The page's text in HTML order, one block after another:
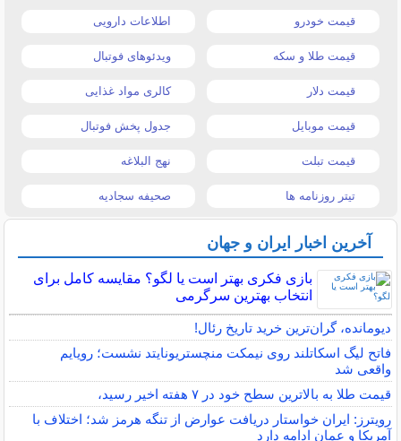
قیمت خودرو اطلاعات دارویی
قیمت طلا و سکه ویدئوهای فوتبال
قیمت دلار کالری مواد غذایی
قیمت موبایل جدول پخش فوتبال
قیمت تبلت نهج البلاغه
تیتر روزنامه ها صحیفه سجادیه
آخرین اخبار ایران و جهان
بازی فکری بهتر است یا لگو؟ مقایسه کامل برای
انتخاب بهترین سرگرمی
دیومانده، گران‌ترین خرید تاریخ رئال!
فاتح لیگ اسکاتلند روی نیمکت منچستریونایتد نشست؛ رویایم
واقعی شد
قیمت طلا به بالاترین سطح خود در ۷ هفته اخیر رسید،
رویترز: ایران خواستار دریافت عوارض از تنگه هرمز شد؛ اختلاف با
آمریکا و عمان ادامه دارد